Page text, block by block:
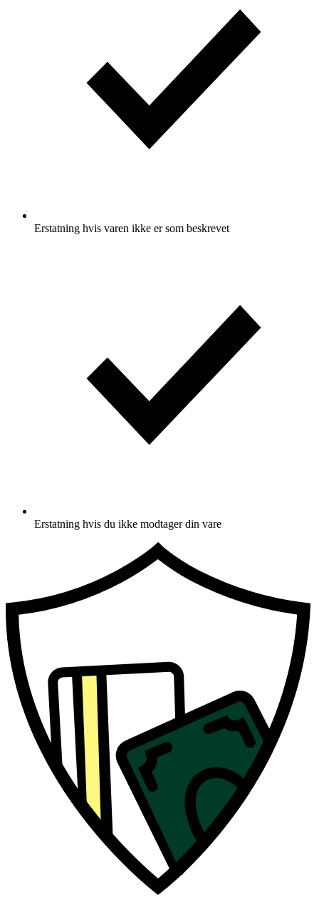
Erstatning hvis varen ikke er som beskrevet
Erstatning hvis du ikke modtager din vare